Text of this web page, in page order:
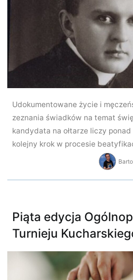
Udokumentowane życie i
zeznania świadków na temat
kandydata na ołtarze liczy
kolejny krok w procesie
Piąta edycja
Turnieju